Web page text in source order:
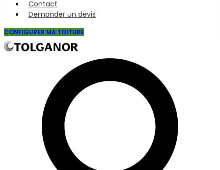
Contact
Demander un devis
CONFIGURER MA TOITURE